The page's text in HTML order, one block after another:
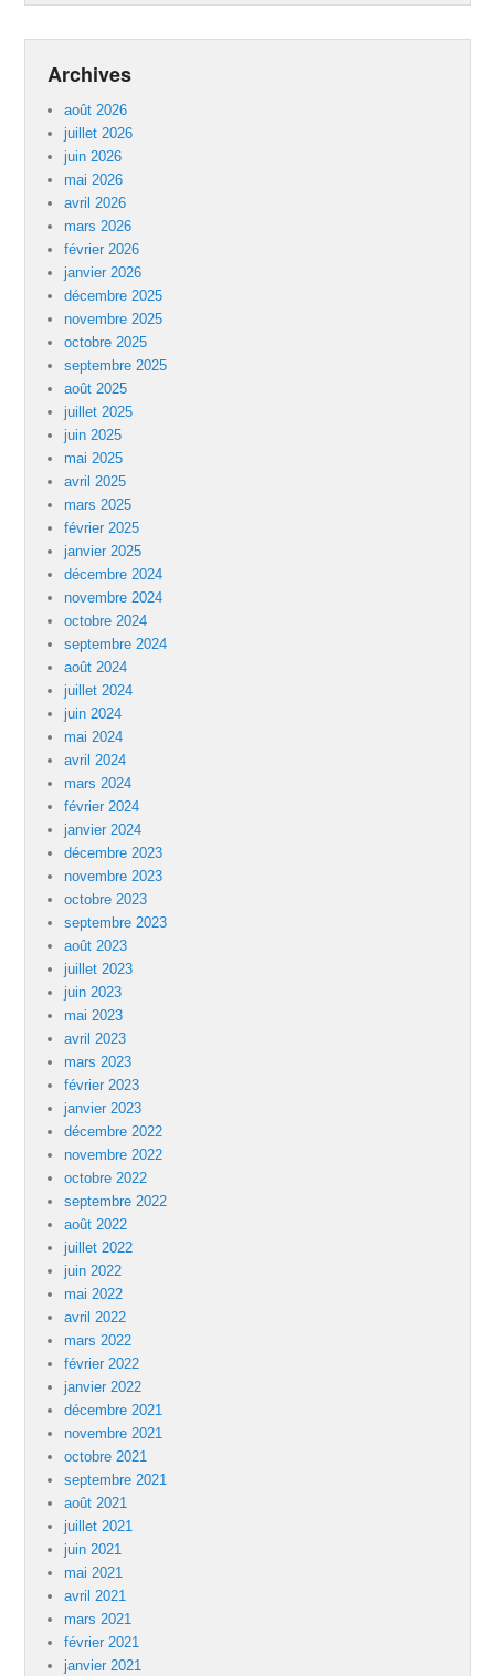
Archives
août 2026
juillet 2026
juin 2026
mai 2026
avril 2026
mars 2026
février 2026
janvier 2026
décembre 2025
novembre 2025
octobre 2025
septembre 2025
août 2025
juillet 2025
juin 2025
mai 2025
avril 2025
mars 2025
février 2025
janvier 2025
décembre 2024
novembre 2024
octobre 2024
septembre 2024
août 2024
juillet 2024
juin 2024
mai 2024
avril 2024
mars 2024
février 2024
janvier 2024
décembre 2023
novembre 2023
octobre 2023
septembre 2023
août 2023
juillet 2023
juin 2023
mai 2023
avril 2023
mars 2023
février 2023
janvier 2023
décembre 2022
novembre 2022
octobre 2022
septembre 2022
août 2022
juillet 2022
juin 2022
mai 2022
avril 2022
mars 2022
février 2022
janvier 2022
décembre 2021
novembre 2021
octobre 2021
septembre 2021
août 2021
juillet 2021
juin 2021
mai 2021
avril 2021
mars 2021
février 2021
janvier 2021